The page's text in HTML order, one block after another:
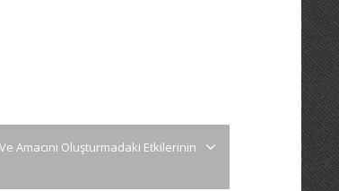
Amacını Oluşturmadaki Etkilerinin